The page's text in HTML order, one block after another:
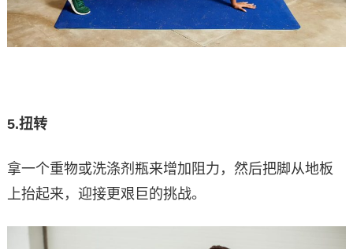
5.扭转
拿一个重物或洗涤剂瓶来增加阻力，然后把脚从地板
上抬起来，迎接更艰巨的挑战。